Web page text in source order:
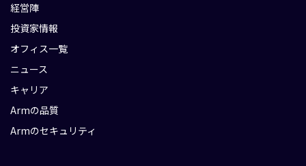
経営陣
投資家情報
オフィス一覧
ニュース
キャリア
Armの品質
Armのセキュリティ